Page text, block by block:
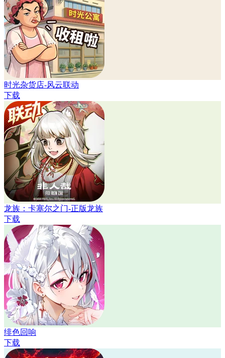
时光杂货店-风云联动
下载
龙族：卡塞尔之门-正版龙族
下载
绯色回响
下载